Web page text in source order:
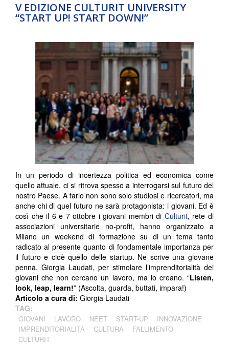
V EDIZIONE CULTURIT UNIVERSITY
“START UP! START DOWN!”
In un periodo di incertezza politica ed economica come
quello attuale, ci si ritrova spesso a interrogarsi sul futuro del
nostro Paese. A farlo non sono solo studiosi e ricercatori, ma
anche chi di quel futuro ne sarà protagonista: i giovani. Ed è
così che il 6 e 7 ottobre i giovani membri di Culturit, rete di
associazioni universitarie no-profit, hanno organizzato a
Milano un weekend di formazione su di un tema tanto
radicato al presente quanto di fondamentale importanza per
il futuro e cioè quello delle startup. Ne scrive una giovane
penna, Giorgia Laudati, per stimolare l’imprenditorialità dei
giovani che non cercano un lavoro, ma lo creano. “Listen,
look, leap, learn!” (Ascolta, guarda, buttati, impara!)
Articolo a cura di: Giorgia Laudati
TAG:
GIOVANI LAVORO NEET START-UP
INNOVAZIONE
IMPRENDITORIALITÀ
CULTURA
FALLIMENTO
CULTURIT